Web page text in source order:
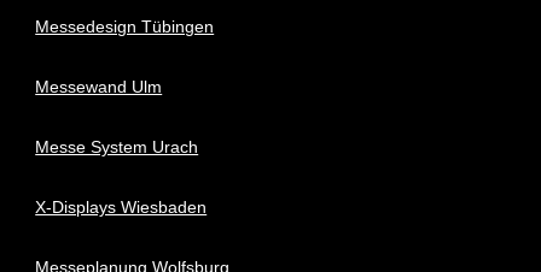
Messedesign Tübingen
Messewand Ulm
Messe System Urach
X-Displays Wiesbaden
Messeplanung Wolfsburg